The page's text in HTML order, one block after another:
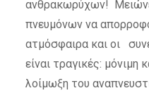
ανθρακωρύχων!
πνευμόνων να
ατμόσφαιρα και οι
είναι τραγικές: μόνιμη
λοίμωξη του